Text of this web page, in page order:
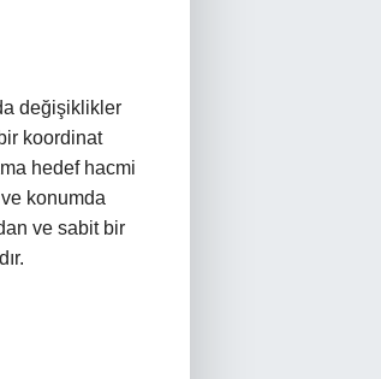
değişiklikler
koordinat
hedef hacmi
ve konumda
ve sabit bir